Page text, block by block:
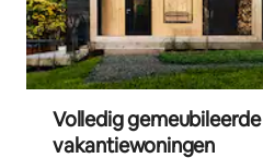
Volledig gemeubileerde
vakantiewoningen